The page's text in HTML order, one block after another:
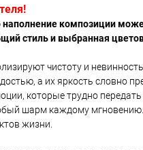
композиции
стиль и выбранная
чистоту и
а их яркость словно
которые трудно
шарм каждому
жизни.